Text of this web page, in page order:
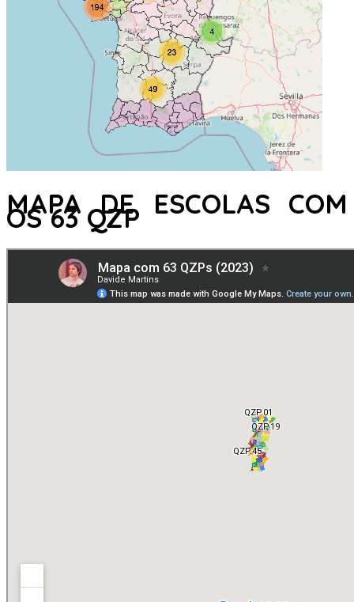
MAPA DE ESCOLAS COM
OS 63 QZP